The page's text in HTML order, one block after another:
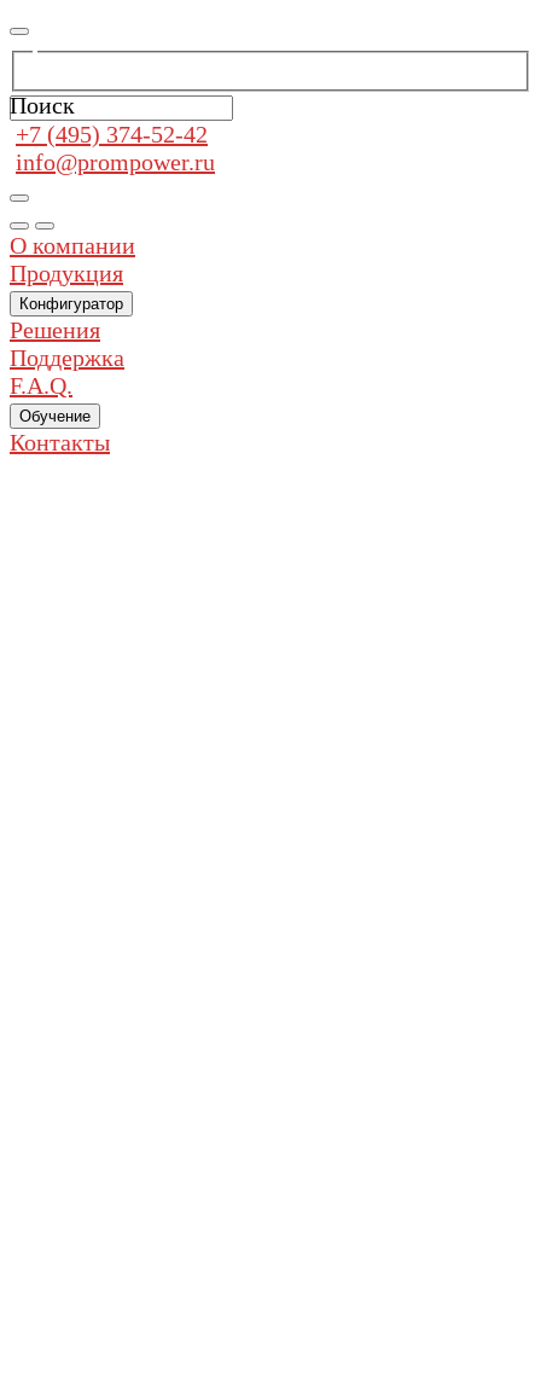
Поиск
+7 (495) 374-52-42
info@prompower.ru
О компании
Продукция
Конфигуратор
Решения
Поддержка
F.A.Q.
Обучение
Контакты